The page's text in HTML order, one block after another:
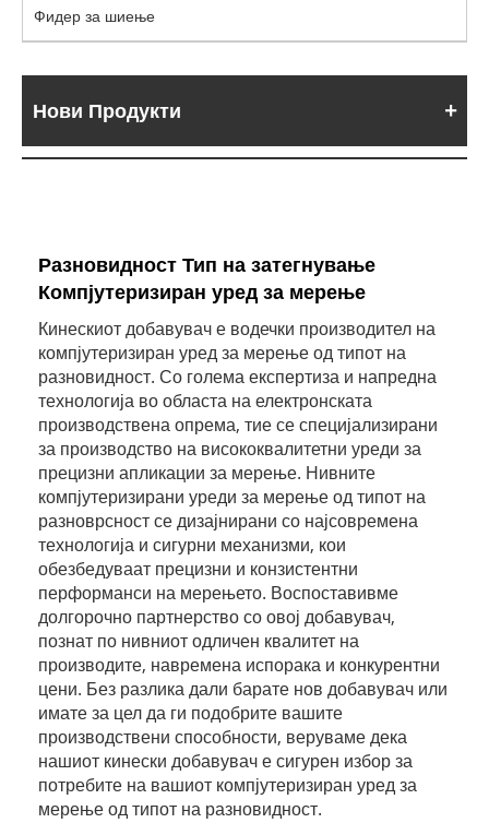
Фидер за шиење
Нови Продукти
Разновидност Тип на затегнување
Компјутеризиран уред за мерење
Кинескиот добавувач е водечки производител на
компјутеризиран уред за мерење од типот на
разновидност. Со голема експертиза и напредна
технологија во областа на електронската
производствена опрема, тие се специјализирани
за производство на висококвалитетни уреди за
прецизни апликации за мерење. Нивните
компјутеризирани уреди за мерење од типот на
разноврсност се дизајнирани со најсовремена
технологија и сигурни механизми, кои
обезбедуваат прецизни и конзистентни
перформанси на мерењето. Воспоставивме
долгорочно партнерство со овој добавувач,
познат по нивниот одличен квалитет на
производите, навремена испорака и конкурентни
цени. Без разлика дали барате нов добавувач или
имате за цел да ги подобрите вашите
производствени способности, веруваме дека
нашиот кинески добавувач е сигурен избор за
потребите на вашиот компјутеризиран уред за
мерење од типот на разновидност.